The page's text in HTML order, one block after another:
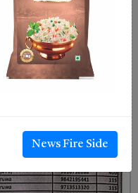
News Fire Side